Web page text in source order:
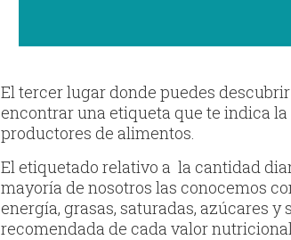
El tercer lugar donde puedes
encontrar una etiqueta que te indica
productores de alimentos.
El etiquetado relativo a la cantidad
mayoría de nosotros las conocemos
energía, grasas, saturadas, azúcares
recomendada de cada valor